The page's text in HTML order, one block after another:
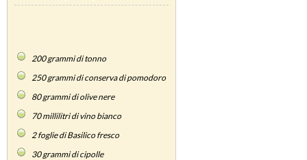
200grammi di tonno
250grammi di conserva di pomodoro
80grammi di olive nere
70millilitri di vino bianco
2foglie di Basilico fresco
30grammi di cipolle